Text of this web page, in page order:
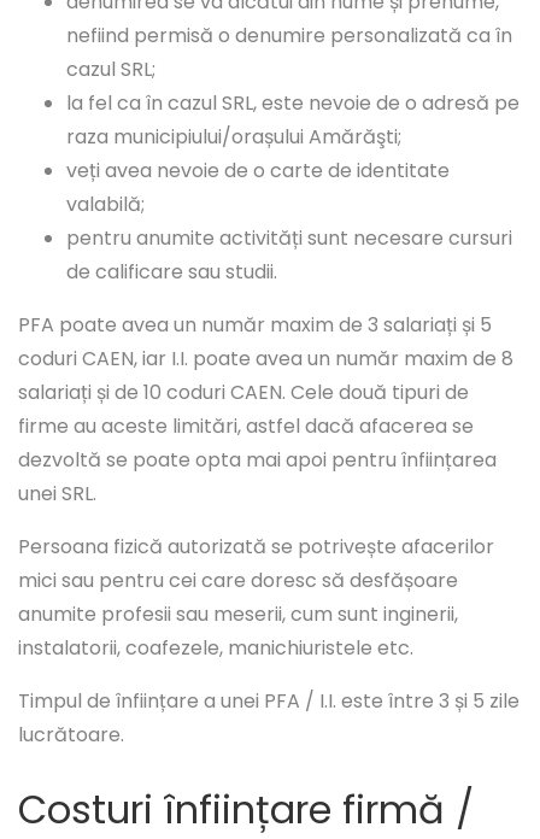
nefiind permisă o denumire personalizată ca în
cazul SRL;
la fel ca în cazul SRL, este nevoie de o adresă pe
raza municipiului/orașului Amărăşti;
veți avea nevoie de o carte de identitate
valabilă;
pentru anumite activități sunt necesare cursuri
de calificare sau studii.
PFA poate avea un număr maxim de 3 salariați și 5
coduri CAEN, iar I.I. poate avea un număr maxim de 8
salariați și de 10 coduri CAEN. Cele două tipuri de
firme au aceste limitări, astfel dacă afacerea se
dezvoltă se poate opta mai apoi pentru înființarea
unei SRL.
Persoana fizică autorizată se potrivește afacerilor
mici sau pentru cei care doresc să desfășoare
anumite profesii sau meserii, cum sunt inginerii,
instalatorii, coafezele, manichiuristele etc.
Timpul de înființare a unei PFA / I.I. este între 3 și 5 zile
lucrătoare.
Costuri înființare firmă /